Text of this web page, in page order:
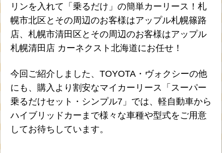
リンを入れて「乗るだけ」の簡単カーリース！札
幌市北区とその周辺のお客様はアップル札幌篠路
店、札幌市清田区とその周辺のお客様はアップル
札幌清田店 カーネクスト北海道にお任せ！
今回ご紹介しました、TOYOTA・ヴォクシーの他
にも、購入より割安なマイカーリース「スーパー
乗るだけセット・シンプル7」では、軽自動車から
ハイブリッドカーまで様々な車種や型式をご用意
してお待ちしています。